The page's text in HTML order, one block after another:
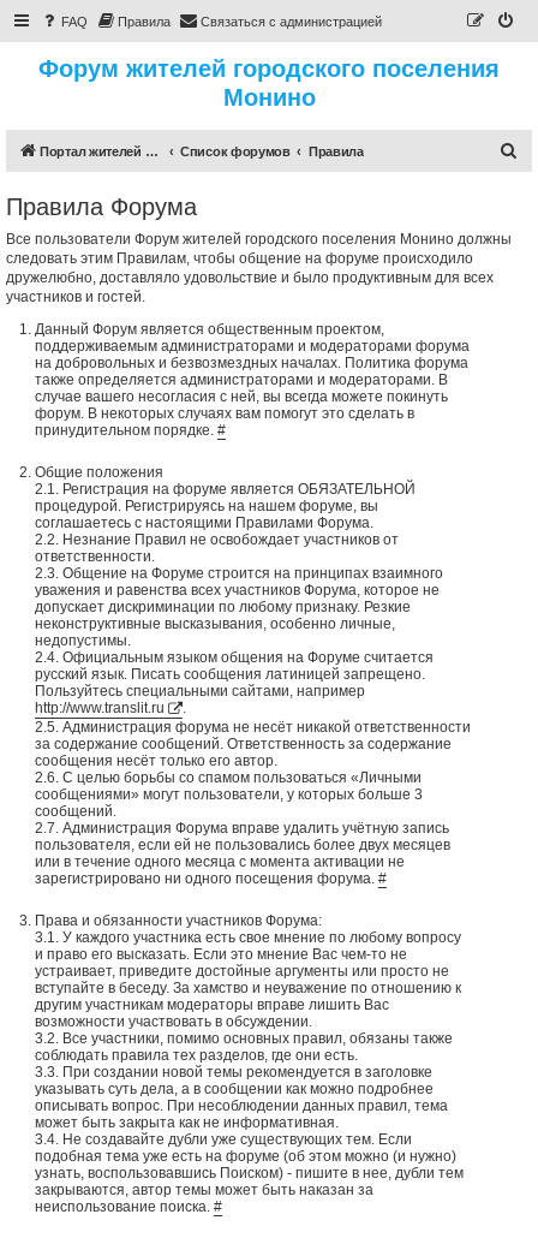
FAQ Правила Связаться с администрацией
Форум жителей городского поселения
Монино
Портал жителей городского поселения Монино Список форумов Правила
Правила Форума
Все пользователи Форум жителей городского поселения Монино должны
следовать этим Правилам, чтобы общение на форуме происходило
дружелюбно, доставляло удовольствие и было продуктивным для всех
участников и гостей.
Данный Форум является общественным проектом,
поддерживаемым администраторами и модераторами форума
на добровольных и безвозмездных началах. Политика форума
также определяется администраторами и модераторами. В
случае вашего несогласия с ней, вы всегда можете покинуть
форум. В некоторых случаях вам помогут это сделать в
принудительном порядке. #
Общие положения
2.1. Регистрация на форуме является ОБЯЗАТЕЛЬНОЙ
процедурой. Регистрируясь на нашем форуме, вы
соглашаетесь с настоящими Правилами Форума.
2.2. Незнание Правил не освобождает участников от
ответственности.
2.3. Общение на Форуме строится на принципах взаимного
уважения и равенства всех участников Форума, которое не
допускает дискриминации по любому признаку. Резкие
неконструктивные высказывания, особенно личные,
недопустимы.
2.4. Официальным языком общения на Форуме считается
русский язык. Писать сообщения латиницей запрещено.
Пользуйтесь специальными сайтами, например
http://www.translit.ru
.
2.5. Администрация форума не несёт никакой ответственности
за содержание сообщений. Ответственность за содержание
сообщения несёт только его автор.
2.6. С целью борьбы со спамом пользоваться «Личными
сообщениями» могут пользователи, у которых больше 3
сообщений.
2.7. Администрация Форума вправе удалить учётную запись
пользователя, если ей не пользовались более двух месяцев
или в течение одного месяца с момента активации не
зарегистрировано ни одного посещения форума. #
Права и обязанности участников Форума:
3.1. У каждого участника есть свое мнение по любому вопросу
и право его высказать. Если это мнение Вас чем-то не
устраивает, приведите достойные аргументы или просто не
вступайте в беседу. За хамство и неуважение по отношению к
другим участникам модераторы вправе лишить Вас
возможности участвовать в обсуждении.
3.2. Все участники, помимо основных правил, обязаны также
соблюдать правила тех разделов, где они есть.
3.3. При создании новой темы рекомендуется в заголовке
указывать суть дела, а в сообщении как можно подробнее
описывать вопрос. При несоблюдении данных правил, тема
может быть закрыта как не информативная.
3.4. Не создавайте дубли уже существующих тем. Если
подобная тема уже есть на форуме (об этом можно (и нужно)
узнать, воспользовавшись Поиском) - пишите в нее, дубли тем
закрываются, автор темы может быть наказан за
неиспользование поиска. #